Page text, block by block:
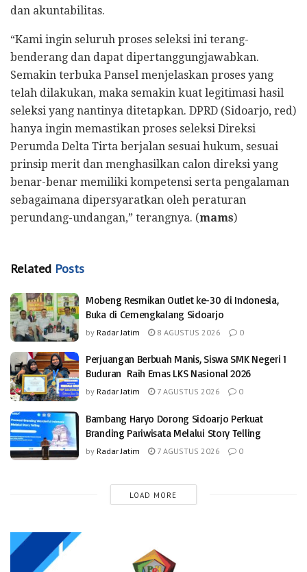
dan akuntabilitas.
“Kami ingin seluruh proses seleksi ini terang-
benderang dan dapat dipertanggungjawabkan.
Semakin terbuka Pansel menjelaskan proses yang
telah dilakukan, maka semakin kuat legitimasi hasil
seleksi yang nantinya ditetapkan. DPRD (Sidoarjo, red)
hanya ingin memastikan proses seleksi Direksi
Perumda Delta Tirta berjalan sesuai hukum, sesuai
prinsip merit dan menghasilkan calon direksi yang
benar-benar memiliki kompetensi serta pengalaman
sebagaimana dipersyaratkan oleh peraturan
perundang-undangan,” terangnya. (mams)
Related Posts
Mobeng Resmikan Outlet ke-30 di Indonesia,
Buka di Cemengkalang Sidoarjo
by Radar Jatim 8 AGUSTUS 2026 0
Perjuangan Berbuah Manis, Siswa SMK Negeri 1
Buduran Raih Emas LKS Nasional 2026
by Radar Jatim 7 AGUSTUS 2026 0
Bambang Haryo Dorong Sidoarjo Perkuat
Branding Pariwisata Melalui Story Telling
by Radar Jatim 7 AGUSTUS 2026 0
LOAD MORE